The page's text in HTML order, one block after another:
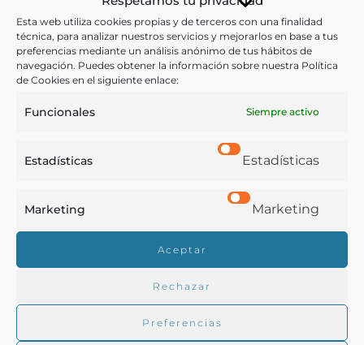
Esta web utiliza cookies propias y de terceros con una finalidad
técnica, para analizar nuestros servicios y mejorarlos en base a tus
preferencias mediante un análisis anónimo de tus hábitos de
navegación. Puedes obtener la información sobre nuestra Política
de Cookies en el siguiente enlace:
Funcionales Siempre activo
Estadísticas Estadísticas
Marketing Marketing
Aceptar
Rechazar
Preferencias
Ver más libros con las palabras clave:
Árbol frutal ,Botánica ,Cultivos,Manuales
Buscar en la biblioteca
Biblioteca digital Duque de Ahumada
Buscar